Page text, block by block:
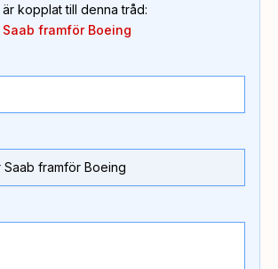
kopplat till denna tråd:
framför Boeing